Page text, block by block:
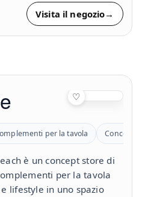
Visita il negozio→
♡
per la tavola Concept
è un concept store di
per la tavola
lifestyle in uno spazio